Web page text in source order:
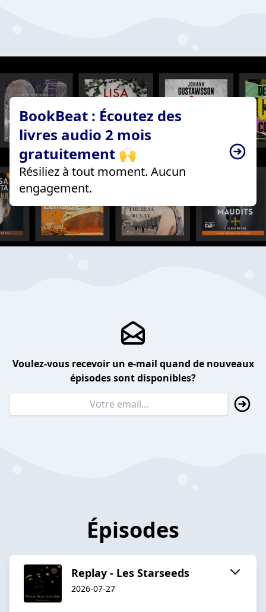
BookBeat : Écoutez des
livres audio 2 mois
gratuitement 🙌
Résiliez à tout moment. Aucun
engagement.
Voulez-vous recevoir un e-mail quand de nouveaux
épisodes sont disponibles?
Épisodes
Replay - Les Starseeds
2026-07-27